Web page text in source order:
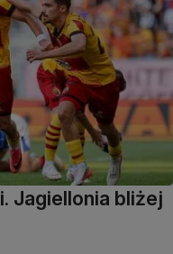
Jagiellonia bliżej